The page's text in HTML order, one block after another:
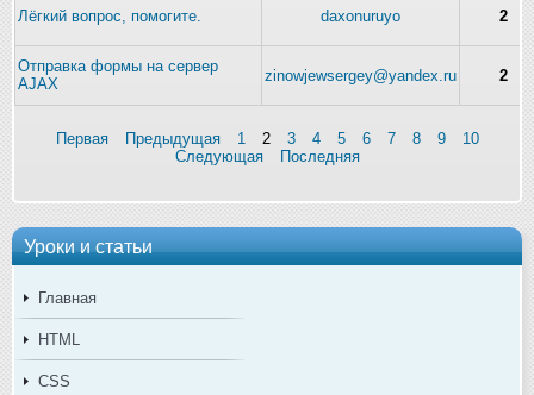
Уроки и статьи
Главная
HTML
CSS
Лёгкий вопрос, помогите. daxonuruyo 2
Отправка формы на сервер
AJAX
zinowjewsergey@yandex.ru 2
Первая Предыдущая 1 2 3 4 5 6 7 8 9
10
Следующая
Последняя